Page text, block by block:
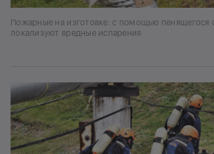
Пожарные на изготовке: с помощью пенящегося
локализуют вредные испарения